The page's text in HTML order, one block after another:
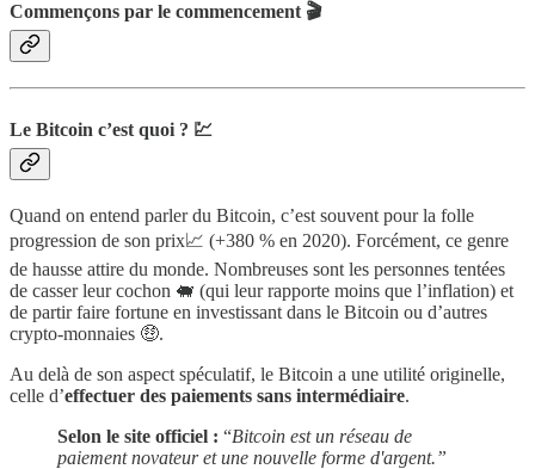
Commençons par le commencement 🎬
Le Bitcoin c’est quoi ? 💹
Quand on entend parler du Bitcoin, c’est souvent pour la folle
progression de son prix📈 (+380 % en 2020). Forcément, ce genre
de hausse attire du monde. Nombreuses sont les personnes tentées
de casser leur cochon 🐖 (qui leur rapporte moins que l’inflation) et
de partir faire fortune en investissant dans le Bitcoin ou d’autres
crypto-monnaies 🤑.
Au delà de son aspect spéculatif, le Bitcoin a une utilité originelle,
celle d’effectuer des paiements sans intermédiaire.
Selon le site officiel : “Bitcoin est un réseau de
paiement novateur et une nouvelle forme d'argent.”